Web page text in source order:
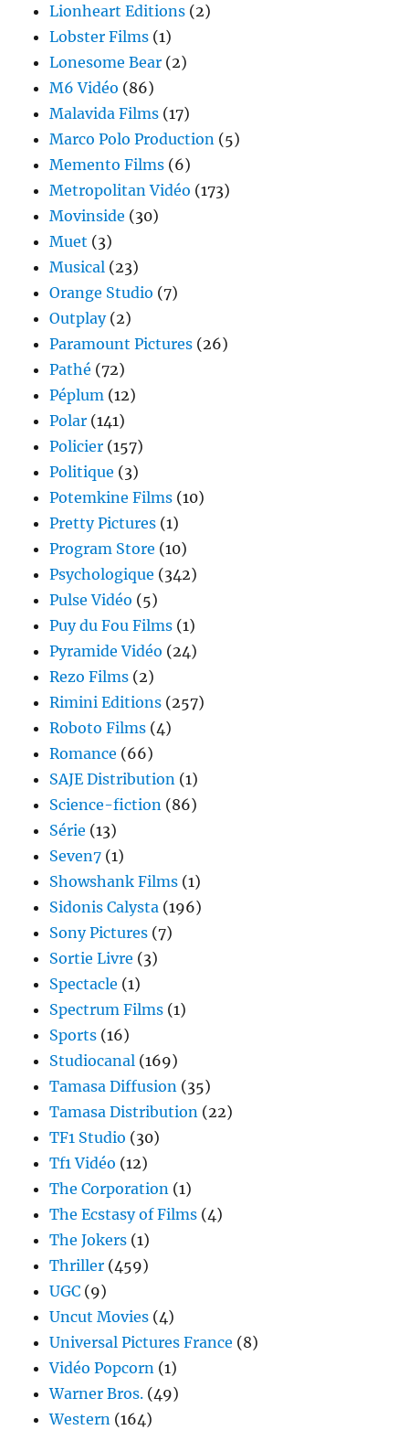
Lionheart Editions (2)
Lobster Films (1)
Lonesome Bear (2)
M6 Vidéo (86)
Malavida Films (17)
Marco Polo Production (5)
Memento Films (6)
Metropolitan Vidéo (173)
Movinside (30)
Muet (3)
Musical (23)
Orange Studio (7)
Outplay(2)
Paramount Pictures (26)
Pathé (72)
Péplum (12)
Polar (141)
Policier (157)
Politique (3)
Potemkine Films (10)
Pretty Pictures (1)
Program Store (10)
Psychologique (342)
Pulse Vidéo (5)
Puy du Fou Films (1)
Pyramide Vidéo (24)
Rezo Films (2)
Rimini Editions (257)
Roboto Films (4)
Romance (66)
SAJE Distribution (1)
Science-fiction (86)
Série (13)
Seven7 (1)
Showshank Films (1)
Sidonis Calysta (196)
Sony Pictures (7)
Sortie Livre (3)
Spectacle (1)
Spectrum Films (1)
Sports (16)
Studiocanal (169)
Tamasa Diffusion (35)
Tamasa Distribution (22)
TF1 Studio (30)
Tf1 Vidéo (12)
The Corporation (1)
The Ecstasy of Films (4)
The Jokers (1)
Thriller (459)
UGC (9)
Uncut Movies (4)
Universal Pictures France (8)
Vidéo Popcorn (1)
Warner Bros. (49)
Western (164)